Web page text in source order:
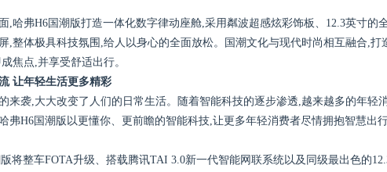
,哈弗H6国潮版打造一体化数字律动座舱,采用粼波超感炫彩饰板、12.3英寸的
,整体极具科技氛围,给人以身心的全面放松。国潮文化与现代时尚相互融合,打
焦点,并享受舒适出行。
让年轻生活更多精彩
来袭,大大改变了人们的日常生活。随着智能科技的逐步渗透,越来越多的年轻
弗H6国潮版以更懂你、更前瞻的智能科技,让更多年轻消费者尽情拥抱智慧出
将整车FOTA升级、搭载腾讯TAI 3.0新一代智能网联系统以及同级最出色的